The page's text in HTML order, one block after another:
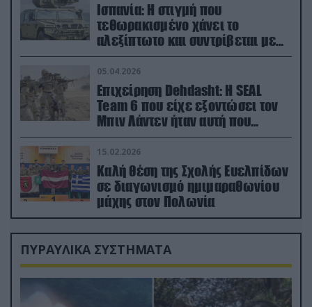
Ισπανία: Η στιγμή που
τεθωρακισμένο χάνει το
αλεξίπτωτο και συντρίβεται με
ορμή στο έδαφος (βίντεο)
05.04.2026
Επιχείρηση Dehdasht: Η SEAL
Team 6 που είχε εξοντώσει τον
Μπιν Λάντεν ήταν αυτή που
διέσωσε τον πιλότο του F-15
15.02.2026
Καλή θέση της Σχολής Ευελπίδων
σε διαγωνισμό ημιμαραθωνίου
μάχης στον Πολωνία
ΠΥΡΑΥΛΙΚΑ ΣΥΣΤΗΜΑΤΑ